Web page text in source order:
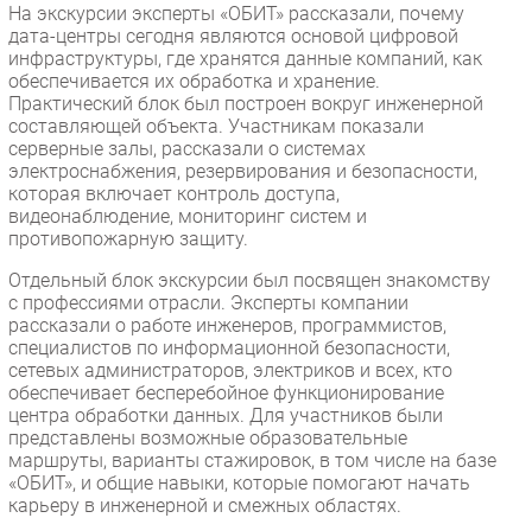
IT класс
Тестовый стенд
Каталог компаний
На экскурсии эксперты «ОБИТ» рассказали, почему
дата-центры сегодня являются основой цифровой
инфраструктуры, где хранятся данные компаний, как
обеспечивается их обработка и хранение.
Практический блок был построен вокруг инженерной
составляющей объекта. Участникам показали
серверные залы, рассказали о системах
электроснабжения, резервирования и безопасности,
которая включает контроль доступа,
видеонаблюдение, мониторинг систем и
противопожарную защиту.
Отдельный блок экскурсии был посвящен знакомству
с профессиями отрасли. Эксперты компании
рассказали о работе инженеров, программистов,
специалистов по информационной безопасности,
сетевых администраторов, электриков и всех, кто
обеспечивает бесперебойное функционирование
центра обработки данных. Для участников были
представлены возможные образовательные
маршруты, варианты стажировок, в том числе на базе
«ОБИТ», и общие навыки, которые помогают начать
карьеру в инженерной и смежных областях.